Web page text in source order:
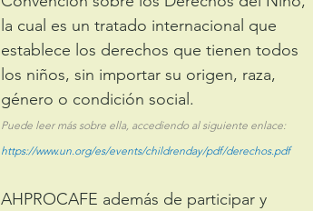
la cual es un tratado internacional que
establece los derechos que tienen todos
los niños, sin importar su origen, raza,
género o condición social.
Puede leer más sobre ella, accediendo al siguiente enlace:
https://www.un.org/es/events/childrenday/pdf/derechos.pdf
AHPROCAFE además de participar y